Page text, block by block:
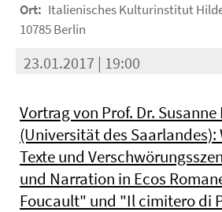
Ort: Italienisches Kulturinstitut
10785 Berlin
23.01.2017 | 19:00
Vortrag von Prof. Dr.
(Universität des Saarlandes):
Texte und
und Narration in Ecos
Foucault" und "Il cimitero di